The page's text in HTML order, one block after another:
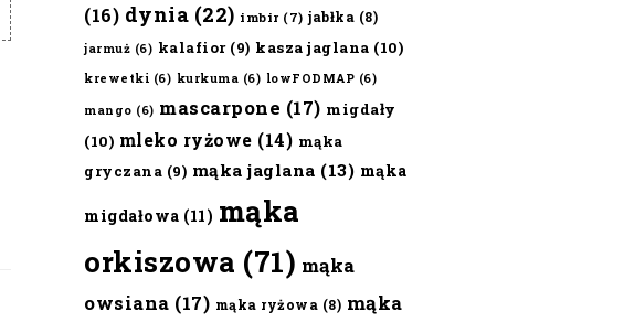
(16) dynia (22) imbir (7) jabłka (8)
jarmuż (6) kalafior(9) kasza jaglana (10)
krewetki (6) kurkuma (6) lowFODMAP (6)
mango (6) mascarpone (17) migdały
(10) mleko ryżowe (14) mąka
gryczana (9) mąka jaglana (13) mąka
migdałowa (11) mąka
orkiszowa (71) mąka
owsiana (17) mąka ryżowa (8) mąka